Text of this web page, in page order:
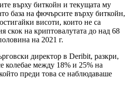
върху биткойн и текущата му
база на фючърсите върху биткойн,
висоти, които не са
скок на криптовалутата до над 68
на 2021 г.
директор в Deribit, разкри,
колебае между 18% и 25% на
преди това се наблюдаваше